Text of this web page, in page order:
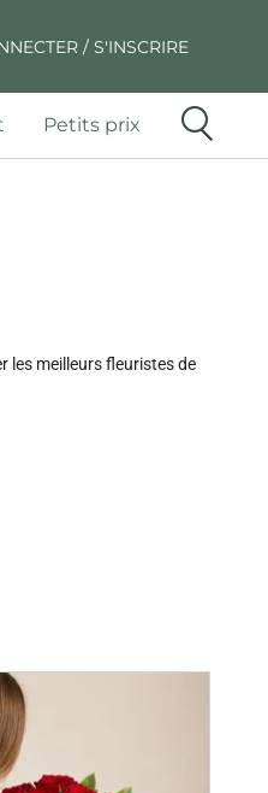
/ S'INSCRIRE
Petits prix
les meilleurs fleuristes de